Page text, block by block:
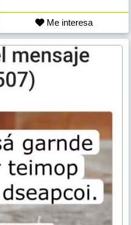
Me interesa